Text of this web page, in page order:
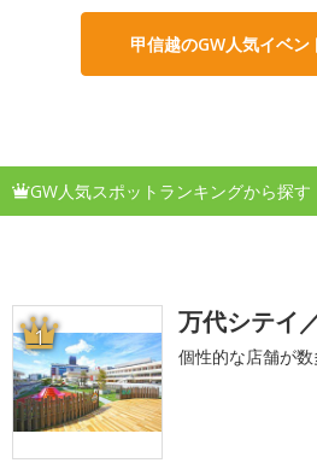
甲信越のGW人気イベン
GW人気スポットランキングから探す
1 万代シテイ
個性的な店舗が